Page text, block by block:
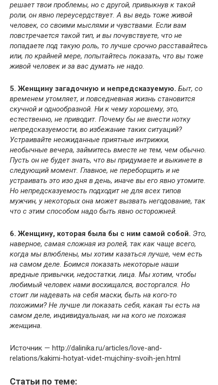
решает твои проблемы, но с другой, привыкнув к такой
роли, он явно переусердствует. А вы ведь тоже живой
человек, со своими мыслями и чувствами. Если вам
повстречается такой тип, и вы почувствуете, что не
попадаете под такую роль, то лучше срочно расставайтесь
или, по крайней мере, попытайтесь показать, что вы тоже
живой человек и за вас думать не надо.
5. Женщину загадочную и непредсказуемую. Быт, со
временем утомляет, и повседневная жизнь становится
скучной и однообразной. Ни к чему хорошему, это,
естественно, не приводит. Почему бы не внести нотку
непредсказуемости, во избежание таких ситуаций?
Устраивайте неожиданные приятные интрижки,
необычные вечера, займитесь вместе не тем, чем обычно.
Пусть он не будет знать, что вы придумаете и выкинете в
следующий момент. Главное, не переборщить и не
устраивать это изо дня в день, иначе вы его явно утомите.
Но непредсказуемость подходит не для всех типов
мужчин, у некоторых она может вызвать негодование, так
что с этим способом надо быть явно осторожней.
6. Женщину, которая была бы с ним самой собой. Это,
наверное, самая сложная из ролей, так как чаще всего,
когда мы влюблены, мы хотим казаться лучше, чем есть
на самом деле. Боимся показать некоторые наши
вредные привычки, недостатки, лица. Мы хотим, чтобы
любимый человек нами восхищался, восторгался. Но
стоит ли надевать на себя маски, быть на кого-то
похожими? Не лучше ли показать себя, какая ты есть на
самом деле, индивидуальная, ни на кого не похожая
женщина.
Источник — http://dalinika.ru/articles/love-and-
relations/kakimi-hotyat-videt-mujchiny-svoih-jen.html
Статьи по теме: